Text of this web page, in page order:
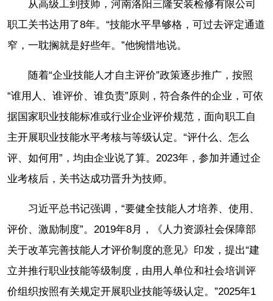
从高级工到技师，河南洛阳三隆安装检修有限公司
职工关书达用了8年。“技能水平早够格，可过去评定通道
窄，一耽搁就是好些年。”他惋惜地说。
随着“企业技能人才自主评价”政策逐步推广，按照
“谁用人、谁评价、谁负责”原则，符合条件的企业，可依
据国家职业技能标准或行业企业评价规范，面向职工自
主开展职业技能水平考核与等级认定。“评什么、怎么
评、如何用”，均由企业说了算。2023年，参加并通过企
业考核后，关书达成功晋升为技师。
习近平总书记强调，“要健全技能人才培养、使用、
评价、激励制度”。2019年8月，《人力资源社会保障部
关于改革完善技能人才评价制度的意见》印发，提出“建
立并推行职业技能等级制度，由用人单位和社会培训评
价组织按照有关规定开展职业技能等级认定。”2025年1